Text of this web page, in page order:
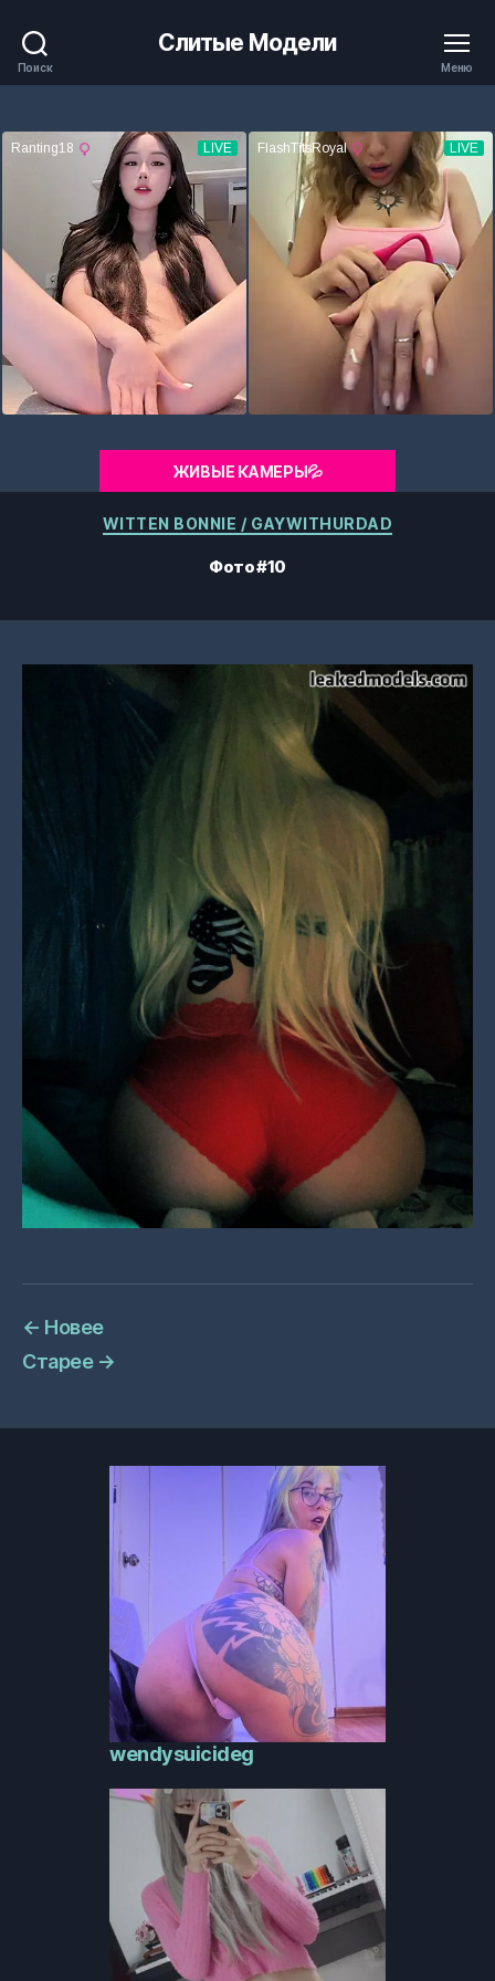
Поиск
Слитые Модели
Меню
ЖИВЫЕ КАМЕРЫ💦
Категории
WITTEN BONNIE / GAYWITHURDAD
Фото #10
← Новее
Старее →
wendysuicideg